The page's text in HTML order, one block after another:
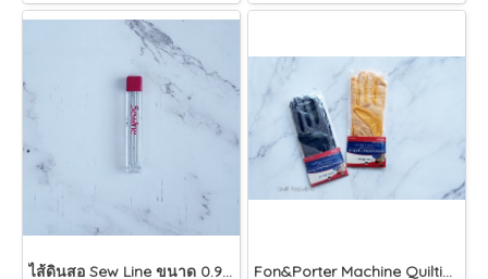
ไส้ดินสอ Sew Line ขนาด 0.9 mm Fon&Porter Machine Quilting Grip Gloves